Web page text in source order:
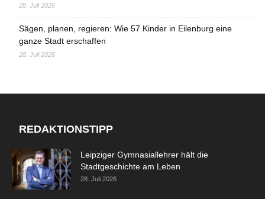
28. Juli 2026
Sägen, planen, regieren: Wie 57 Kinder in Eilenburg eine
ganze Stadt erschaffen
28. Juli 2026
REDAKTIONSTIPP
Leipziger Gymnasiallehrer hält die
Stadtgeschichte am Leben
28. Juli 2026